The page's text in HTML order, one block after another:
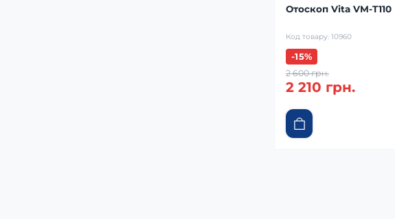
Отоскоп Vita VM-T110
Код товару: 10960
-15%
2 600 грн.
2 210 грн.